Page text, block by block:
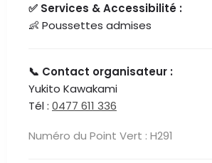
✅ Services & Accessibilité :
👶 Poussettes admises
📞 Contact organisateur :
Yukito Kawakami
Tél : 0477 611 336
Numéro du Point Vert : H291